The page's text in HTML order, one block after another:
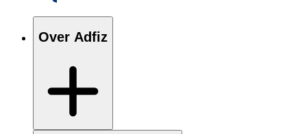
Over Adfiz